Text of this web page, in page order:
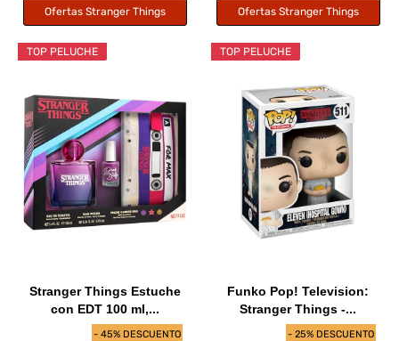
Ofertas Stranger Things Ofertas Stranger Things
- 45% DESCUENTO
TOP PELUCHE
Stranger Things Estuche
con EDT 100 ml,...
- 25% DESCUENTO
TOP PELUCHE
Funko Pop! Television:
Stranger Things -...